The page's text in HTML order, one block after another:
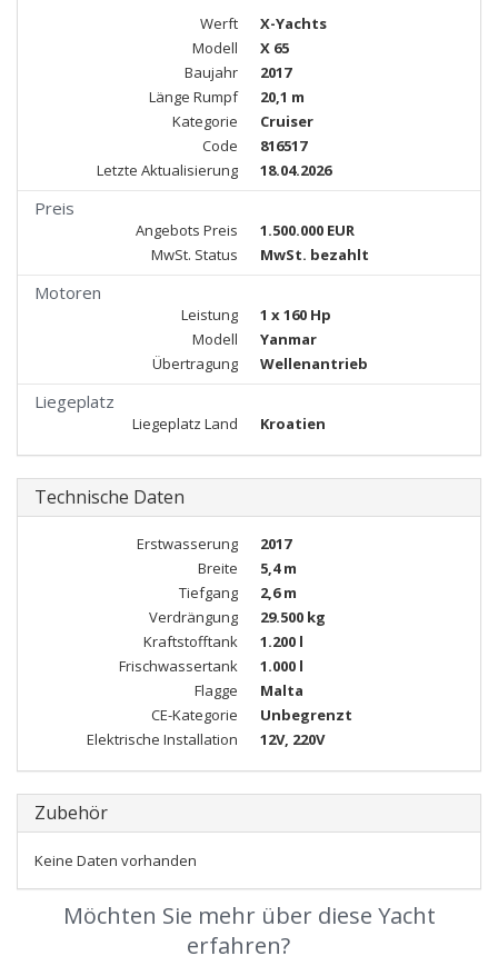
Werft
X-Yachts
Modell
X 65
Baujahr
2017
Länge Rumpf
20,1 m
Kategorie
Cruiser
Code
816517
Letzte Aktualisierung
18.04.2026
Preis
Angebots Preis
1.500.000 EUR
MwSt. Status
MwSt. bezahlt
Motoren
Leistung
1 x 160 Hp
Modell
Yanmar
Übertragung
Wellenantrieb
Liegeplatz
Liegeplatz Land Kroatien
Technische Daten
Erstwasserung
2017
Breite
5,4 m
Tiefgang
2,6 m
Verdrängung
29.500 kg
Kraftstofftank
1.200 l
Frischwassertank
1.000 l
Flagge
Malta
CE-Kategorie
Unbegrenzt
Elektrische Installation
12V, 220V
Zubehör
Keine Daten vorhanden
Möchten Sie mehr über diese Yacht
erfahren?